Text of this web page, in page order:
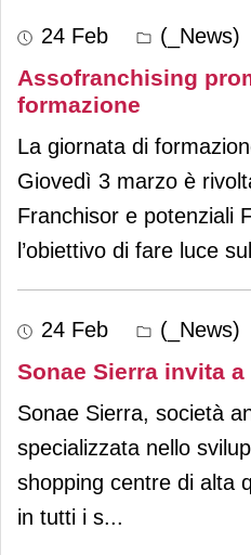
24 Feb (_News)
Assofranchising
formazione
La giornata di
Giovedì 3 marzo è
Franchisor e potenziali
l’obiettivo di fare luce
24 Feb (_News)
Sonae Sierra invita
Sonae Sierra, società
specializzata nello
shopping centre di alta
in tutti i s...